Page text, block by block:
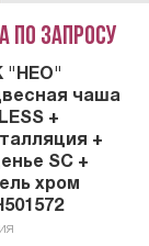
по запросу
"НЕО"
чаша
+
+
SC +
хром